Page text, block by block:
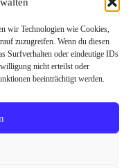
wir Technologien wie Cookies,
zuzugreifen. Wenn du diesen
Surfverhalten oder eindeutige IDs
nicht erteilst oder
beeinträchtigt werden.
readiness check
365 einführung